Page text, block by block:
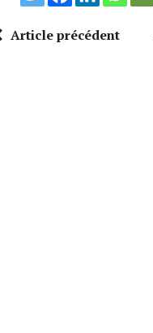
Article précédent